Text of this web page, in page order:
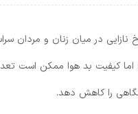
نازایی در میان زنان و
اما کیفیت بد هوا ممکن است
را کاهش دهد.